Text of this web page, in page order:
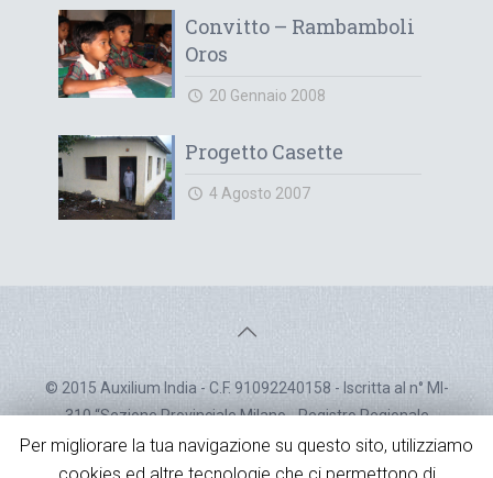
Convitto – Rambamboli
Oros
20 Gennaio 2008
Progetto Casette
4 Agosto 2007
© 2015 Auxilium India - C.F. 91092240158 - Iscritta al n° MI-
310 “Sezione Provinciale Milano - Registro Regionale
Generale del Volontariato” - Decreto d'iscrizione n° 352 del
15/07/05
Per migliorare la tua navigazione su questo sito, utilizziamo